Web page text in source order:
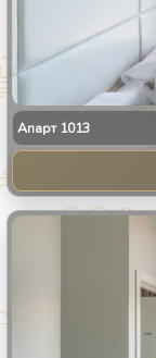
Апарт 1013